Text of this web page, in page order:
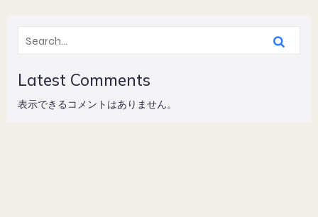
Latest Comments
表示できるコメントはありません。